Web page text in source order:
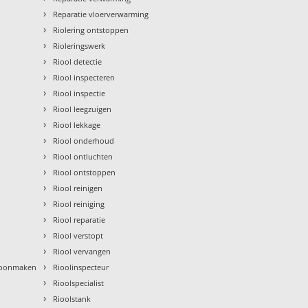
› Reparatie vloerverwarming
› Riolering ontstoppen
› Rioleringswerk
› Riool detectie
› Riool inspecteren
› Riool inspectie
› Riool leegzuigen
› Riool lekkage
› Riool onderhoud
› Riool ontluchten
› Riool ontstoppen
› Riool reinigen
› Riool reiniging
› Riool reparatie
› Riool verstopt
› Riool vervangen
› Rioolinspecteur
› Rioolspecialist
› Rioolstank